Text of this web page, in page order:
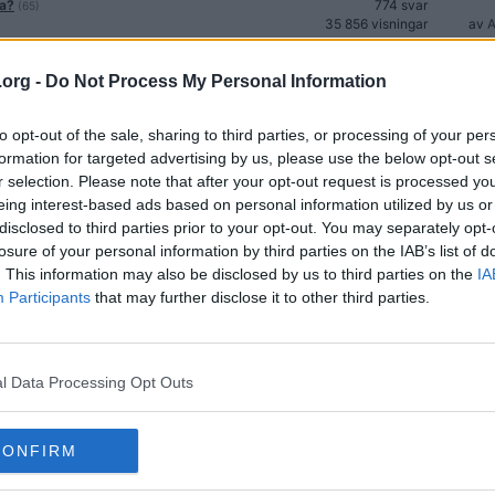
- Do Not Process My Personal Information
opt-out of the sale, sharing to third parties, or processing of your
for targeted advertising by us, please use the below opt-out
selection. Please note that after your opt-out request is processed
interest-based ads based on personal information utilized by us
to third parties prior to your opt-out. You may separately
of your personal information by third parties on the IAB’s list of
This information may also be disclosed by us to third parties on the
Participants that may further disclose it to other third parties.
Data Processing Opt Outs
(65)
774 svar
35 856 visningar
av
78 751 visningar
rapture" etc
(12)
137 svar
7 819 visningar
21 svar
992 visningar
75 svar
3 017 visningar
77 svar